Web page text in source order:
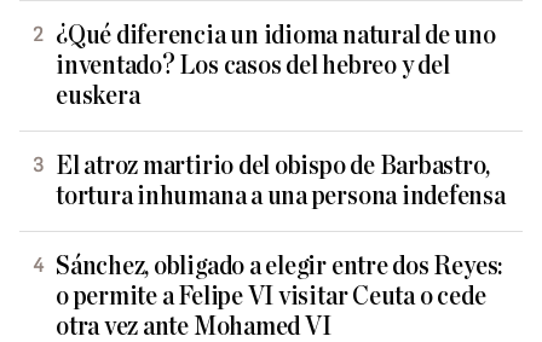
¿Qué diferencia un idioma natural de uno
inventado? Los casos del hebreo y del
euskera
El atroz martirio del obispo de Barbastro,
tortura inhumana a una persona indefensa
Sánchez, obligado a elegir entre dos Reyes:
o permite a Felipe VI visitar Ceuta o cede
otra vez ante Mohamed VI